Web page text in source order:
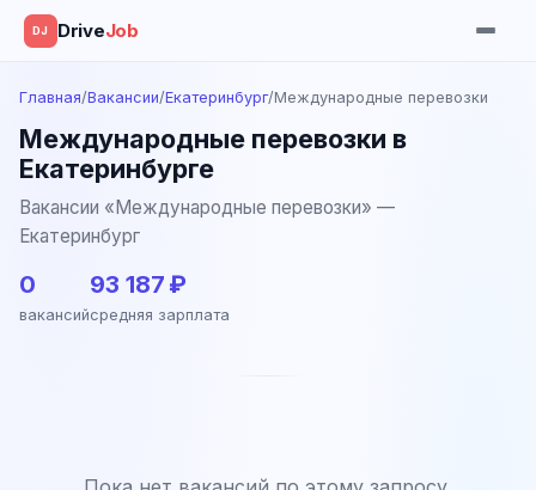
DJ DriveJob
Главная/Вакансии/Екатеринбург/Международные перевозки
Международные перевозки в
Екатеринбурге
Вакансии «Международные перевозки» —
Екатеринбург
0
вакансий
93 187 ₽
средняя зарплата